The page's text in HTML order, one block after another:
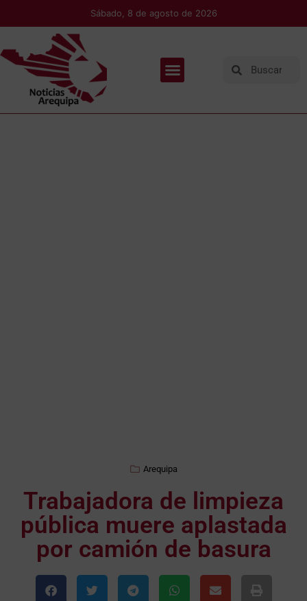
Sábado, 8 de agosto de 2026
Arequipa
Trabajadora de limpieza
pública muere aplastada
por camión de basura